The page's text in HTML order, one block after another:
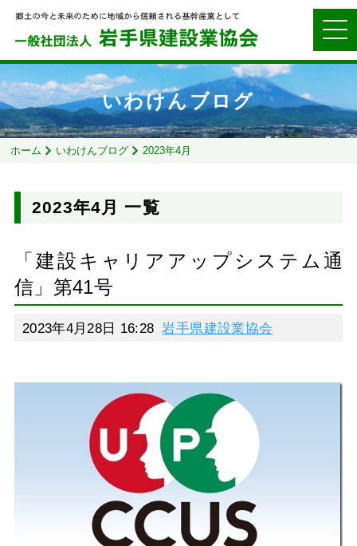
いわけんブログ
ホーム いわけんブログ 2023年4月
2023年4月 一覧
「建設キャリアアップシステム通
信」第41号
2023年4月28日 16:28 岩手県建設業協会